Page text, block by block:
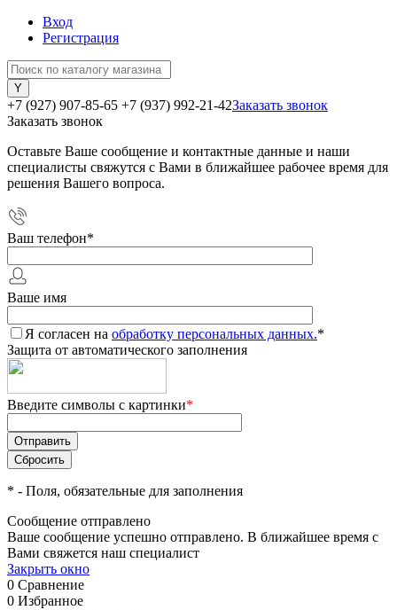
Вход
Регистрация
+7 (927) 907-85-65 +7 (937) 992-21-42Заказать звонок
Заказать звонок
Оставьте Ваше сообщение и контактные данные и наши
специалисты свяжутся с Вами в ближайшее рабочее время для
решения Вашего вопроса.
Ваш телефон*
Ваше имя
Я согласен на обработку персональных данных.*
Защита от автоматического заполнения
Введите символы с картинки*
* - Поля, обязательные для заполнения
Сообщение отправлено
Ваше сообщение успешно отправлено. В ближайшее время с
Вами свяжется наш специалист
Закрыть окно
0 Сравнение
0 Избранное